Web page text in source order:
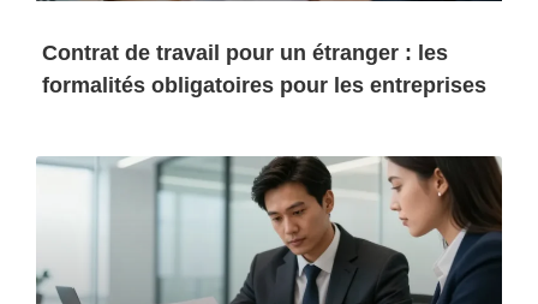
Contrat de travail pour un étranger : les
formalités obligatoires pour les entreprises